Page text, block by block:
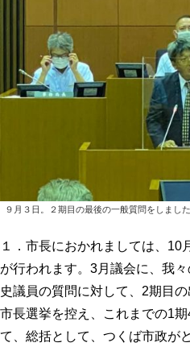
９月３日。２期目の最後の一般質問をしまし
１．市長におかれましては、10
が行われます。3月議会に、我
史議員の質問に対して、2期目
市長選挙を控え、これまでの1
て、総括として、つくば市政が